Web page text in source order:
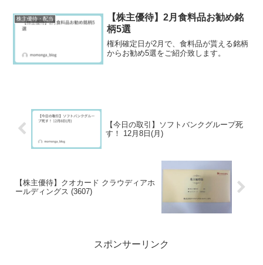
株主優待・配当
【株主優待】2月食料品お勧め銘
柄5選
権利確定日が2月で、食料品が貰える銘柄
からお勧め5選をご紹介致します。
【今日の取引】ソフトバンクグループ死
す！ 12月8日(月)
【株主優待】クオカード クラウディアホ
ールディングス (3607)
スポンサーリンク